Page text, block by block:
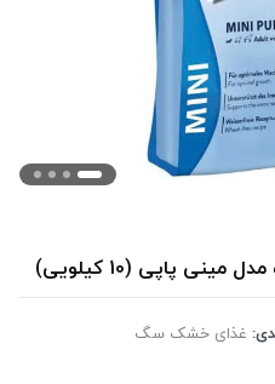
پاپی (10 کیلویی)
غذای خشک سگ